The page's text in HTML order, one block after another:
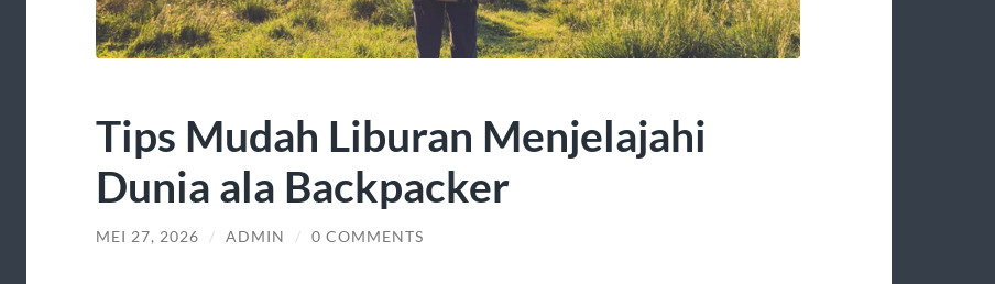
Tips Mudah Liburan Menjelajahi
Dunia ala Backpacker
MEI 27, 2026 / ADMIN / 0 COMMENTS